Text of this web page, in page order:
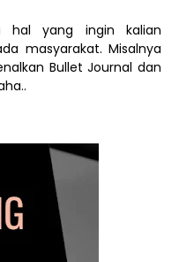
hal yang ingin kalian
masyarakat. Misalnya
Bullet Journal dan